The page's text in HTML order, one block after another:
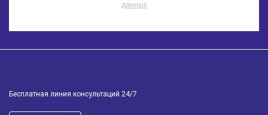
данных
Бесплатная линия консультаций 24/7